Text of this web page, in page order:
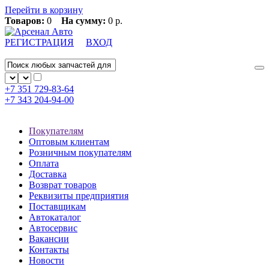
Перейти в корзину
Товаров: 0 На сумму: 0 р.
РЕГИСТРАЦИЯ ВХОД
+7 351 729-83-64
+7 343 204-94-00
Покупателям
Оптовым клиентам
Розничным покупателям
Оплата
Доставка
Возврат товаров
Реквизиты предприятия
Поставщикам
Автокаталог
Автосервис
Вакансии
Контакты
Новости